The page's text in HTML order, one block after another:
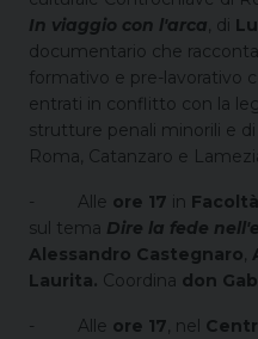
In viaggio con l'arca, di
documentario che
formativo e pre-lavorativo
entrati in conflitto con la
strutture penali minorili e
Roma, Catanzaro e
- Alle ore 17 in
sul tema Dire la fede
Alessandro Castegnaro,
Laurita. Coordina don
- Alle ore 17, nel